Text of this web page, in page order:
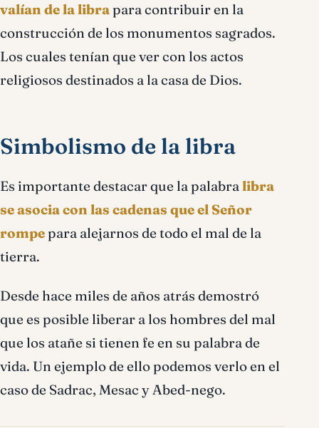
valían de la librapara contribuir en la
construcción de los monumentos sagrados.
Los cuales tenían que ver con los actos
religiosos destinados a la casa de Dios.
Simbolismo de la libra
Es importante destacar que la palabralibra
se asocia con las cadenas que el Señor
rompepara alejarnos de todo el mal de la
tierra.
Desde hace miles de años atrás demostró
que es posible liberar a los hombres del mal
que los atañe si tienen fe en su palabra de
vida. Un ejemplo de ello podemos verlo en el
caso de Sadrac, Mesac y Abed-nego.